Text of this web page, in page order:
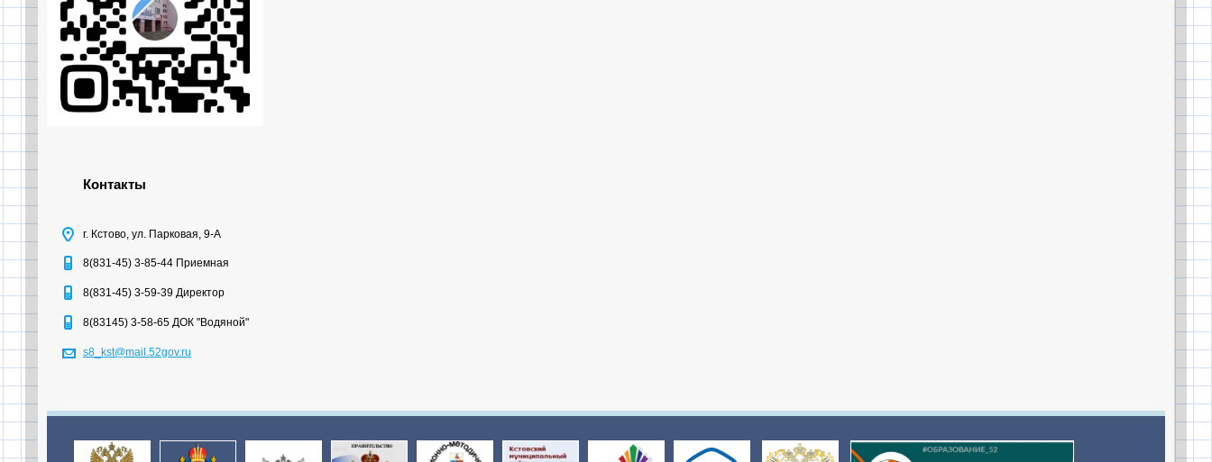
Контакты
г. Кстово, ул. Парковая, 9-А
8(831-45) 3-85-44 Приемная
8(831-45) 3-59-39 Директор
8(83145) 3-58-65 ДОК "Водяной"
s8_kst@mail.52gov.ru